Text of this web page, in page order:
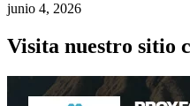
junio 4, 2026
Visita nuestro sitio